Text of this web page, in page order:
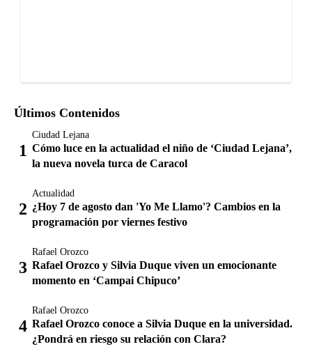
Últimos Contenidos
Ciudad Lejana
Cómo luce en la actualidad el niño de ‘Ciudad Lejana’,
la nueva novela turca de Caracol
Actualidad
¿Hoy 7 de agosto dan 'Yo Me Llamo'? Cambios en la
programación por viernes festivo
Rafael Orozco
Rafael Orozco y Silvia Duque viven un emocionante
momento en ‘Campai Chipuco’
Rafael Orozco
Rafael Orozco conoce a Silvia Duque en la universidad.
¿Pondrá en riesgo su relación con Clara?